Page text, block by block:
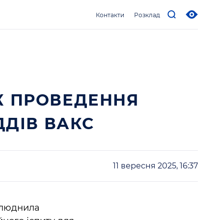
Контакти Розклад
ПРОВЕДЕННЯ
ВАКС
11 вересня 2025, 16:37